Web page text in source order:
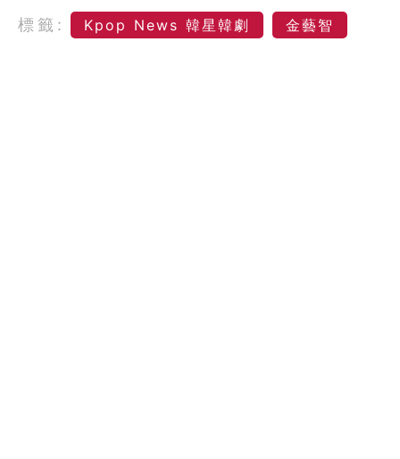
標籤: Kpop News 韓星韓劇 金藝智